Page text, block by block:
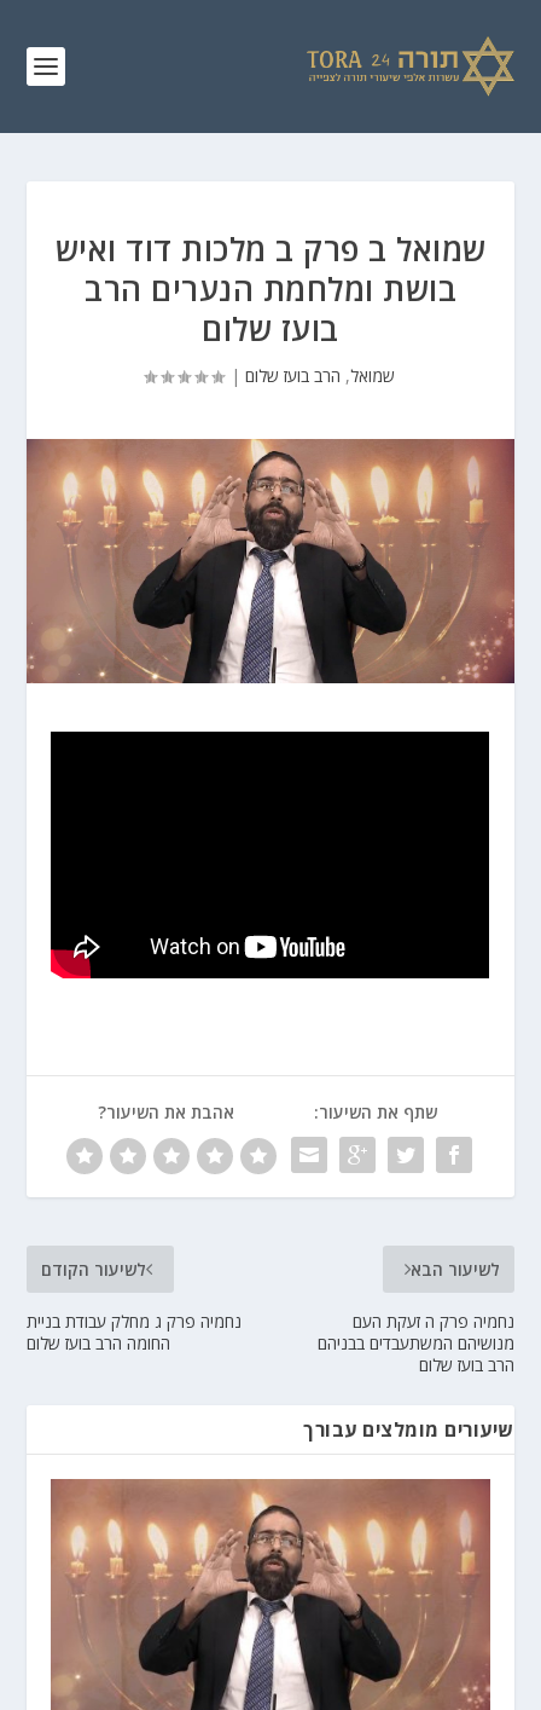
שמואל ב פרק ב מלכות דוד ואיש
בושת ומלחמת הנערים הרב
בועז שלום
שמואל, הרב בועז שלום |
שתף את השיעור: אהבת את השיעור?
לשיעור הקודם
נחמיה פרק ג מחלק עבודת בניית
החומה הרב בועז שלום
לשיעור הבא
נחמיה פרק ה זעקת העם
מנושיהם המשתעבדים בבניהם
הרב בועז שלום
שיעורים מומלצים עבורך